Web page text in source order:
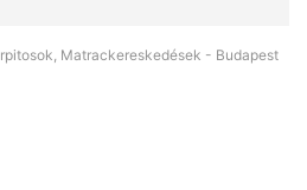
Matrackereskedések - Budapest